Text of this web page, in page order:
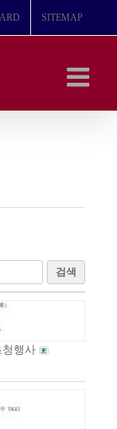
SITEMAP
검색
청행사